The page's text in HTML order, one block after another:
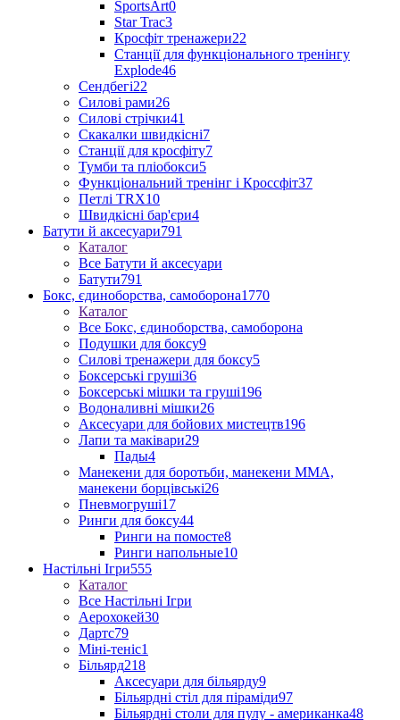
SportsArt0
Star Trac3
Кросфіт тренажери22
Станції для функціонального тренінгу
Explode46
Сендбегі22
Силові рами26
Силові стрічки41
Скакалки швидкісні7
Станції для кросфіту7
Тумби та пліобокси5
Функціональний тренінг і Кроссфіт37
Петлі TRX10
Швидкісні бар'єри4
Батути й аксесуари791
Каталог
Все Батути й аксесуари
Батути791
Бокс, єдиноборства, самоборона1770
Каталог
Все Бокс, єдиноборства, самоборона
Подушки для боксу9
Силові тренажери для боксу5
Боксерські груші36
Боксерські мішки та груші196
Водоналивні мішки26
Аксесуари для бойових мистецтв196
Лапи та маківари29
Пады4
Манекени для боротьби, манекени ММА,
манекени борцівські26
Пневмогруші17
Ринги для боксу44
Ринги на помосте8
Ринги напольные10
Настільні Ігри555
Каталог
Все Настільні Ігри
Аерохокей30
Дартс79
Міні-теніс1
Більярд218
Аксесуари для більярду9
Більярдні стіл для піраміди97
Більярдні столи для пулу - американка48